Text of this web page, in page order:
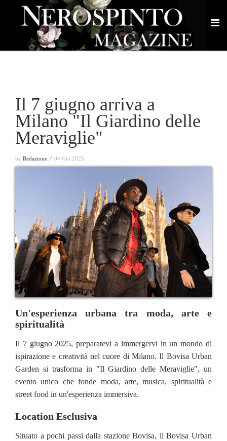
Il 7 giugno arriva a
Milano "Il Giardino delle
Meraviglie"
by Redazione ⁄ 04 Giu 2025
Un'esperienza urbana tra moda, arte e
spiritualità
Il 7 giugno 2025, preparatevi a immergervi in un mondo di
ispirazione e creatività nel cuore di Milano. Il Bovisa Urban
Garden si trasforma in "Il Giardino delle Meraviglie", un
evento unico che fonde moda, arte, musica, spiritualità e
street food in un'esperienza immersiva.
Location Esclusiva
Situato a pochi passi dalla stazione Bovisa, il Bovisa Urban